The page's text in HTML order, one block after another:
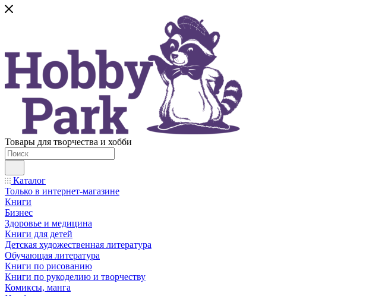
Товары для творчества и хобби
Каталог
Только в интернет-магазине
Книги
Бизнес
Здоровье и медицина
Книги для детей
Детская художественная литература
Обучающая литература
Книги по рисованию
Книги по рукоделию и творчеству
Комиксы, манга